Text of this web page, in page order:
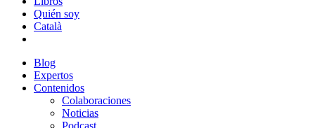
Quién soy
Català
Blog
Expertos
Contenidos
Colaboraciones
Noticias
Podcast